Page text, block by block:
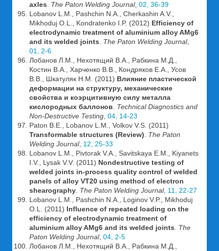
axles The Paton Welding Journal, 02, 36-39
Lobanov L.M., Pashchin N.A., Cherkashin A.V.,
Mikhoduj O.L., Kondratenko I.P. (2012) Efficiency of
electrodynamic treatment of aluminium alloy AMg6
and its welded joints
The Paton Welding Journal,
01, 2-6
Лобанов Л.М., Нехотящий В.А., Рабкина М.Д.,
Костин В.А., Харченко В.В., Кондряков Е.А., Усов
В.В., Шкатуляк Н.М. (2011) Влияние пластической
деформации на структуру, механические
свойства и коэрцитивную силу металла
кислородных баллонов
Technical Diagnostics and
Non-Destructive Testing 04, 14-23
Paton B.E., Lobanov L.M., Volkov V.S. (2011)
Transformable structures (Review)
The Paton
Welding Journal, 12, 25-33
Lobanov L.M., Pivtorak V.A., Savitskaya E.M., Kiyanets
I.V., Lysak V.V. (2011) Nondestructive testing of
welded joints in-process quality control of welded
panels of alloy VT20 using method of electron
shearography The Paton Welding Journal, 11, 22-27
Lobanov L.M., Pashchin N.A., Loginov V.P., Mikhoduj
O.L. (2011) Influence of repeated loading on the
efficiency of electrodynamic treatment of
aluminium alloy AMg6 and its welded joints
The
Paton Welding Journal, 04, 2-5
Лобанов Л.М., Нехотящий В.А., Рабкина М.Д.,